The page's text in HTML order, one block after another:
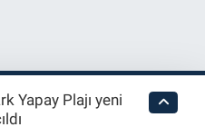
Yapay Plajı yeni